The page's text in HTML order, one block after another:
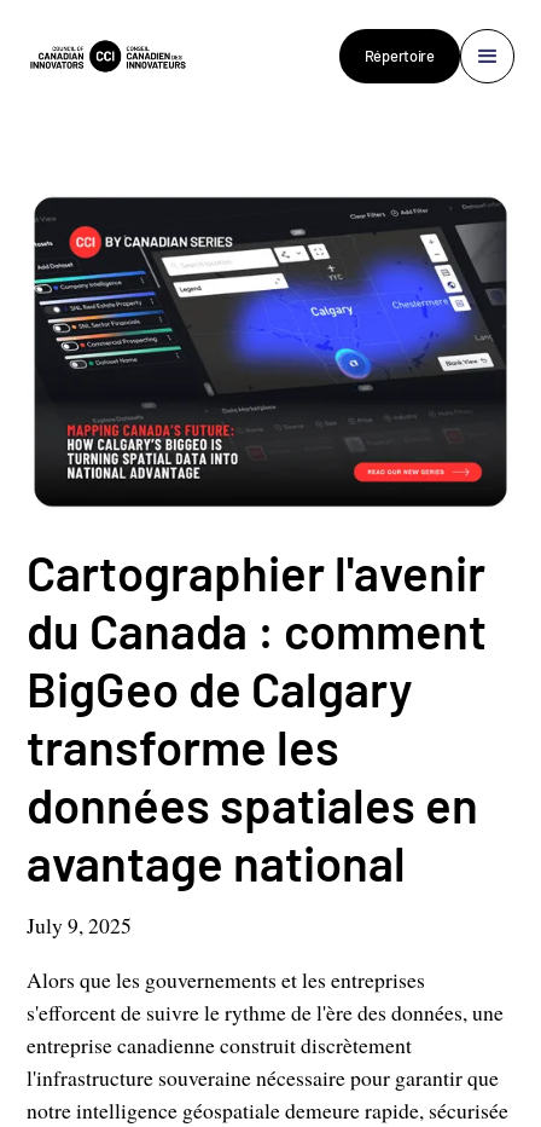
Répertoire
Cartographier l'avenir
du Canada : comment
BigGeo de Calgary
transforme les
données spatiales en
avantage national
July 9, 2025
Alors que les gouvernements et les entreprises
s'efforcent de suivre le rythme de l'ère des données, une
entreprise canadienne construit discrètement
l'infrastructure souveraine nécessaire pour garantir que
notre intelligence géospatiale demeure rapide, sécurisée